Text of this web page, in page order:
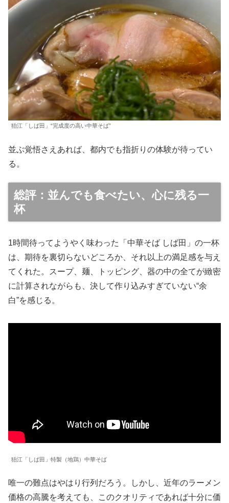
狛江「しば田」“完成度の高い中華そば”
並ぶ覚悟さえあれば、都内でも指折りの体験が待ってい
る。
総評：並んでも食べたい、心に残る一
杯
1時間待ってようやく味わった「中華そば しば田」の一杯
は、期待を裏切らないどころか、それ以上の満足感を与え
てくれた。スープ、麺、トッピング、器の中の全てが緻密
に計算されながらも、決して作り込みすぎていない“余
白”を感じる。
狛江「しば田」特製（地鶏）中華そば
唯一の難点はやはり行列だろう。しかし、近年のラーメン
価格の高騰を考えても、このクオリティであれば十分に価